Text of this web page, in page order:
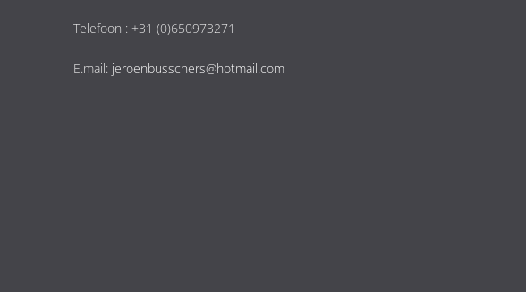
Telefoon : +31 (0)650973271
E.mail: jeroenbusschers@hotmail.com